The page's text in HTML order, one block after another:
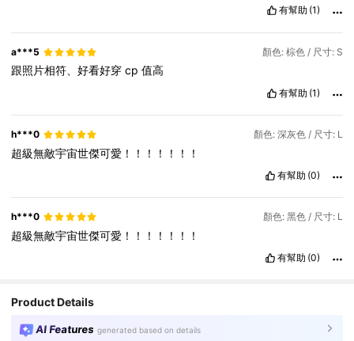
有幫助 (1)
a***5 顏色: 棕色 / 尺寸: S
跟照片相符、好看好穿cp值高
有幫助 (1)
h***0 顏色: 深灰色 / 尺寸: L
超級無敵宇宙世傑可愛！！！！！！！
有幫助 (0)
h***0 顏色: 黑色 / 尺寸: L
超級無敵宇宙世傑可愛！！！！！！！
有幫助 (0)
Product Details
AI Features generated based on details